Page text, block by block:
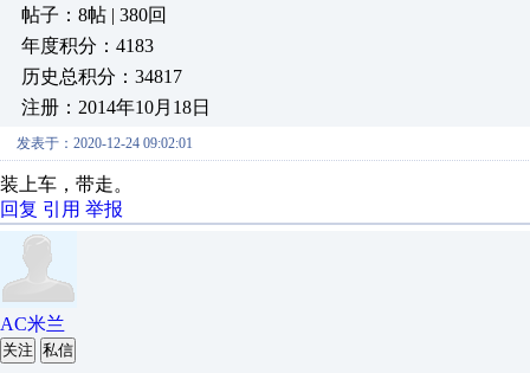
帖子：8帖 | 380回
年度积分：4183
历史总积分：34817
注册：2014年10月18日
发表于：2020-12-24 09:02:01
装上车，带走。
回复 引用 举报
AC米兰
关注 私信